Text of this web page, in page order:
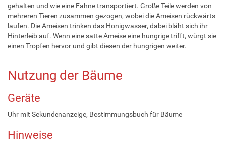
gehalten und wie eine Fahne transportiert. Große Teile werden von
mehreren Tieren zusammen gezogen, wobei die Ameisen rückwärts
laufen. Die Ameisen trinken das Honigwasser, dabei bläht sich ihr
Hinterleib auf. Wenn eine satte Ameise eine hungrige trifft, würgt sie
einen Tropfen hervor und gibt diesen der hungrigen weiter.
Nutzung der Bäume
Geräte
Uhr mit Sekundenanzeige, Bestimmungsbuch für Bäume
Hinweise